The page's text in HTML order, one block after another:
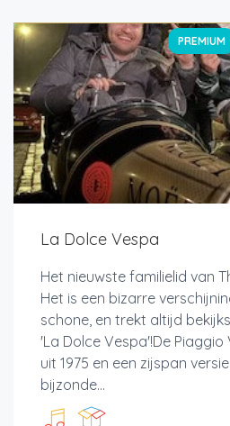
PREMIUM
La Dolce Vespa
Het nieuwste familielid van
Het is een bizarre
schone, en trekt altijd
'La Dolce Vespa'!De
uit 1975 en een zijspan
bijzonde...